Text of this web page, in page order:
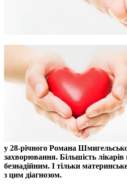
у 28-річного Романа
захворювання. Більшість
безнадійним. І тільки
з цим діагнозом.